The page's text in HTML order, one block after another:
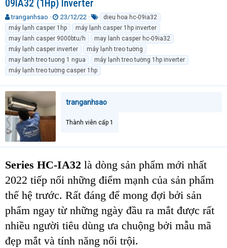
09IA32 (1Hp) Inverter
T
h
r
e
a
d
s
a
r
t
e
tranganhsao
N
g
à
y
g
ử
i
23/12/22
ừ
k
h
ó
a
dieu hoa hc-09ia32
máy lạnh casper 1hp
máy lạnh casper 1hp inverter
may lanh casper 9000btu/h
may lanh casper hc-09ia32
máy lạnh casper inverter
máy lạnh treo tường
may lanh treo tuong 1 ngua
máy lạnh treo tường 1hp inverter
máy lạnh treo tường casper 1hp
tranganhsao
Thành viên cấp 1
Series HC-IA32 là dòng sản phẩm mới nhất
2022 tiếp nối những điểm mạnh của sản phẩm
thế hệ trước. Rất đáng để mong đợi bởi sản
phẩm ngay từ những ngày đầu ra mắt được rất
nhiều người tiêu dùng ưa chuộng bởi mẫu mã
đẹp mắt và tính năng nổi trội.